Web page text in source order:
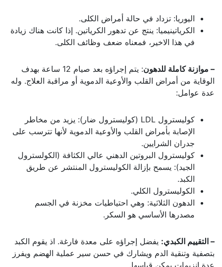
اليوريا: تزداد في حالة أمراض الكلى.
الكرياتينيميا: ينتج عن تدهور الكرياتين. إذا كانت هناك زيادة
في هذا الاخير، فمعناه ضعف وظائف الكلى.
– موازنة كاملة للدهون
: يتم إجراؤه بعد صيام 12 ساعة بهدف
الوقاية من أمراض القلب والأوعية الدموية أو مراقبة العلاج. وله
عدة عوامل:
كوليسترول LDL (كوليسترول ضار): يزيد من مخاطر
الإصابة بأمراض القلب والأوعية الدموية لأنها تترسب على
جدران الشرايين.
كوليسترول البروتين الدهني عالي الكثافة (الكولسترول
الجيد): يسمح بإزالة الكوليسترول المنتشر عن طريق
الكبد.
الكوليسترول الكلي.
الدهون الثلاثية: وهي احتياطيات مخزنة في الجسم
مصدرها الأساسي هو السكر.
– التقييم الكبدي: يفضل إجراؤه على معدة فارغة. اذ يقوم الكبد
بتصفية وتنقية الدم ويشارك في حسن سير عملية الهضم ويفرز
عدة إنزيمات يمكن قياسها.